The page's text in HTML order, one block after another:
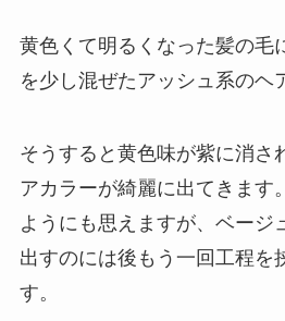
黄色くて明るくなった髪の毛
を少し混ぜたアッシュ系のヘ
そうすると黄色味が紫に消さ
アカラーが綺麗に出てきます
ようにも思えますが、ベージ
出すのには後もう一回工程を
す。